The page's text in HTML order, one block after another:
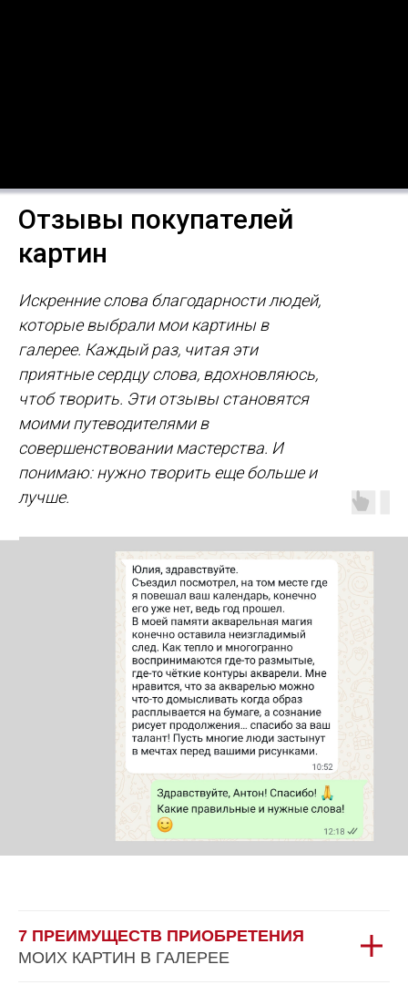
Отзывы покупателей
картин
Искренние слова благодарности людей,
которые выбрали мои картины в
галерее. Каждый раз, читая эти
приятные сердцу слова, вдохновляюсь,
чтоб творить. Эти отзывы становятся
моими путеводителями в
совершенствовании мастерства. И
понимаю: нужно творить еще больше и
лучше.
7 ПРЕИМУЩЕСТВ ПРИОБРЕТЕНИЯ
МОИХ КАРТИН В ГАЛЕРЕЕ